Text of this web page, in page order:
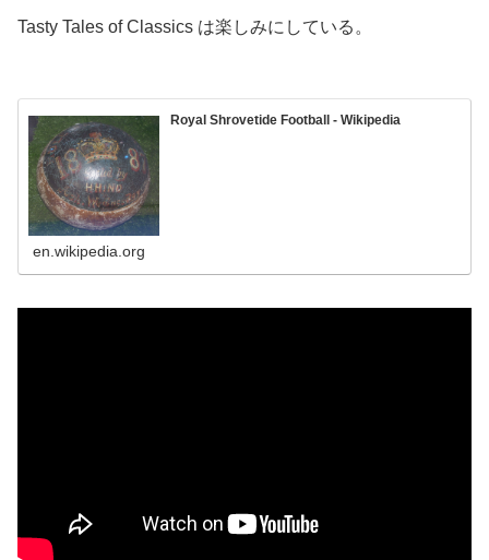
Tasty Tales of Classics は楽しみにしている。
Royal Shrovetide Football - Wikipedia
en.wikipedia.org